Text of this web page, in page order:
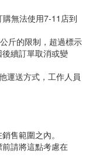
無法使用7-11店到
斤的限制，超過標示
續訂單取消或變
運送方式，工作人員
售範圍之內。
請將這點考慮在